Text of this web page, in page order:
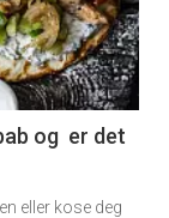
og er det
eller kose deg